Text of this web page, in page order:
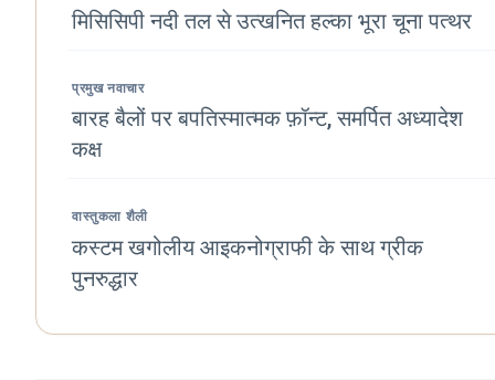
मिसिसिपी नदी तल से उत्खनित हल्का भूरा चूना पत्थर
प्रमुख नवाचार
बारह बैलों पर बपतिस्मात्मक फ़ॉन्ट, समर्पित अध्यादेश
कक्ष
वास्तुकला शैली
कस्टम खगोलीय आइकनोग्राफी के साथ ग्रीक
पुनरुद्धार